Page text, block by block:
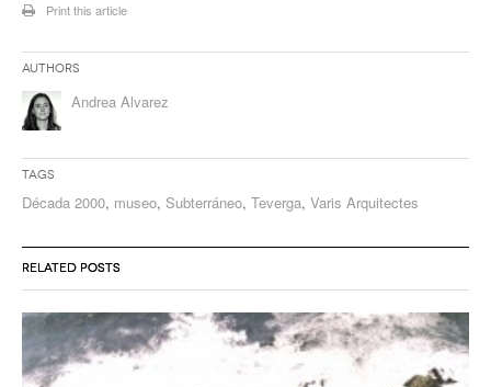
Print this article
Authors
Andrea Alvarez
Tags
Década 2000, museo, Subterráneo, Teverga, Varis Arquitectes
RELATED POSTS